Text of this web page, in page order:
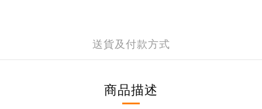
送貨及付款方式
商品描述